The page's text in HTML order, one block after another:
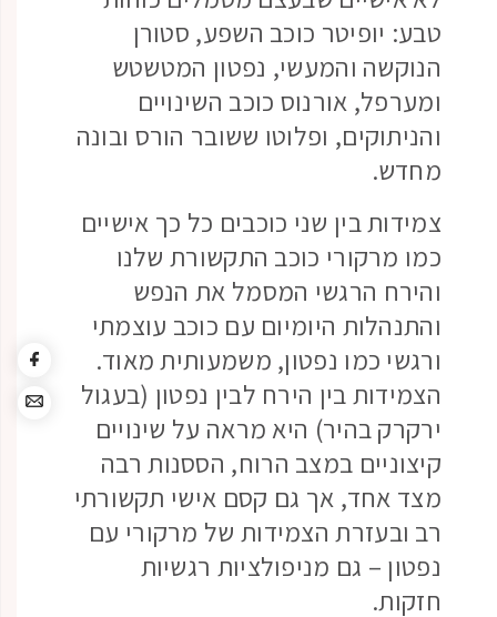
טבע: יופיטר כוכב השפע, סטורן
הנוקשה והמעשי, נפטון המטשטש
ומערפל, אורנוס כוכב השינויים
והניתוקים, ופלוטו ששובר הורס ובונה
מחדש.
צמידות בין שני כוכבים כל כך אישיים
כמו מרקורי כוכב התקשורת שלנו
והירח הרגשי המסמל את הנפש
והתנהלות היומיום עם כוכב עוצמתי
ורגשי כמו נפטון, משמעותית מאוד.
הצמידות בין הירח לבין נפטון (בעגול
ירקרק בהיר) היא מראה על שינויים
קיצוניים במצב הרוח, הססנות רבה
מצד אחד, אך גם קסם אישי תקשורתי
רב ובעזרת הצמידות של מרקורי עם
נפטון – גם מניפולציות רגשיות
חזקות.